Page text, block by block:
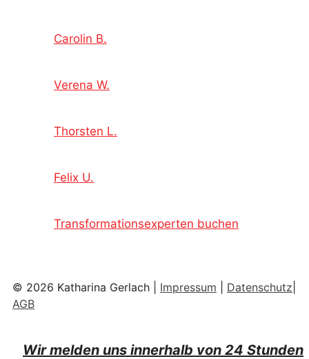
Carolin B.
Verena W.
Thorsten L.
Felix U.
Transformationsexperten buchen
© 2026 Katharina Gerlach | Impressum Datenschutz
AGB
Wir melden uns innerhalb von 24 Stunden